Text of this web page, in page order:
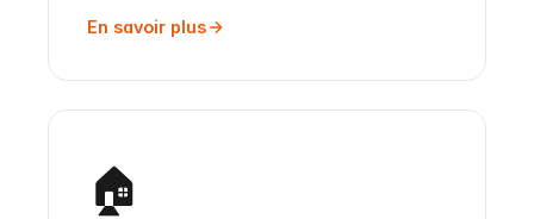
En savoir plus
🏠